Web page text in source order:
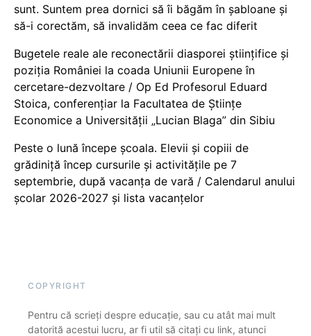
sunt. Suntem prea dornici să îi băgăm în șabloane și
să-i corectăm, să invalidăm ceea ce fac diferit
Bugetele reale ale reconectării diasporei științifice și
poziția României la coada Uniunii Europene în
cercetare-dezvoltare / Op Ed Profesorul Eduard
Stoica, conferențiar la Facultatea de Științe
Economice a Universității „Lucian Blaga” din Sibiu
Peste o lună începe școala. Elevii și copiii de
grădiniță încep cursurile și activitățile pe 7
septembrie, după vacanța de vară / Calendarul anului
școlar 2026-2027 și lista vacanțelor
COPYRIGHT
Pentru că scrieți despre educație, sau cu atât mai mult
datorită acestui lucru, ar fi util să citați cu link, atunci